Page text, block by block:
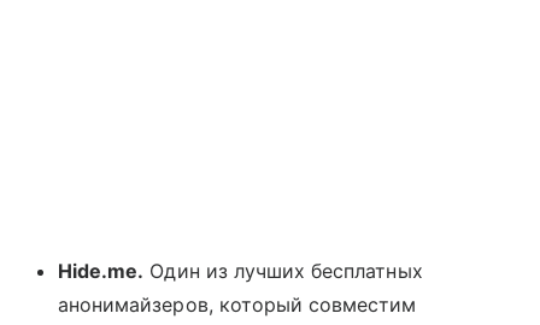
Hide.me. Один из лучших бесплатных
анонимайзеров, который совместим